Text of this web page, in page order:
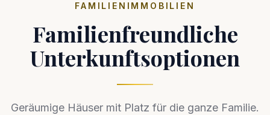
FAMILIENIMMOBILIEN
Familienfreundliche
Unterkunftsoptionen
Geräumige Häuser mit Platz für die ganze Familie.